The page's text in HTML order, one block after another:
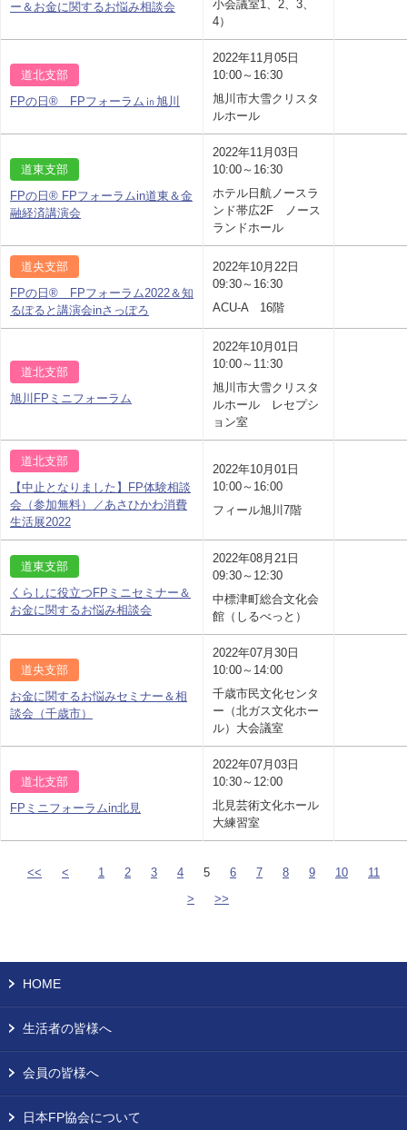
ー＆お金に関するお悩み相談会
小会議室1、2、3、
4）
道北支部
FPの日® FPフォーラム㏌旭川
2022年11月05日
10:00～16:30
旭川市大雪クリスタ
ルホール
道東支部
FPの日® FPフォーラムin道東＆金
融経済講演会
2022年11月03日
10:00～16:30
ホテル日航ノースラ
ンド帯広2F ノース
ランドホール
道央支部
FPの日® FPフォーラム2022＆知
るぽると講演会inさっぽろ
2022年10月22日
09:30～16:30
ACU-A 16階
道北支部
旭川FPミニフォーラム
2022年10月01日
10:00～11:30
旭川市大雪クリスタ
ルホール レセプシ
ョン室
道北支部
【中止となりました】FP体験相談
会（参加無料）／あさひかわ消費
生活展2022
2022年10月01日
10:00～16:00
フィール旭川7階
道東支部
くらしに役立つFPミニセミナー＆
お金に関するお悩み相談会
2022年08月21日
09:30～12:30
中標津町総合文化会
館（しるべっと）
道央支部
お金に関するお悩みセミナー＆相
談会（千歳市）
2022年07月30日
10:00～14:00
千歳市民文化センタ
ー（北ガス文化ホー
ル）大会議室
道北支部
FPミニフォーラムin北見
2022年07月03日
10:30～12:00
北見芸術文化ホール
大練習室
<< < 1 2 3 4 5 6 7 8 9 10
11
>
>>
HOME
生活者の皆様へ
会員の皆様へ
日本FP協会について